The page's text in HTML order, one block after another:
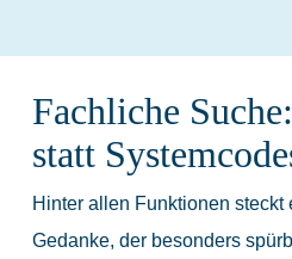
Fachliche
statt
Hinter allen Funktionen steckt
Gedanke, der besonders